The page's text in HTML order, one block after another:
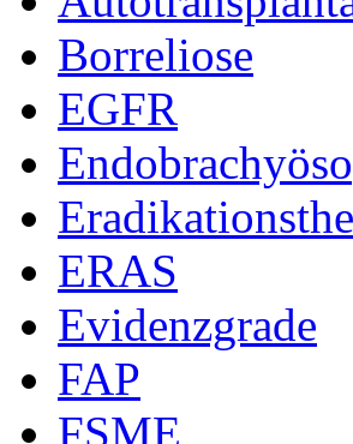
Borreliose
EGFR
ERAS
Evidenzgrade
FAP
FSME